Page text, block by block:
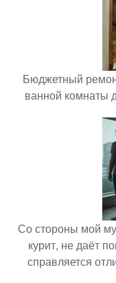
Бюджетный
ванной комнаты
Со стороны мой
курит, не даёт
справляется